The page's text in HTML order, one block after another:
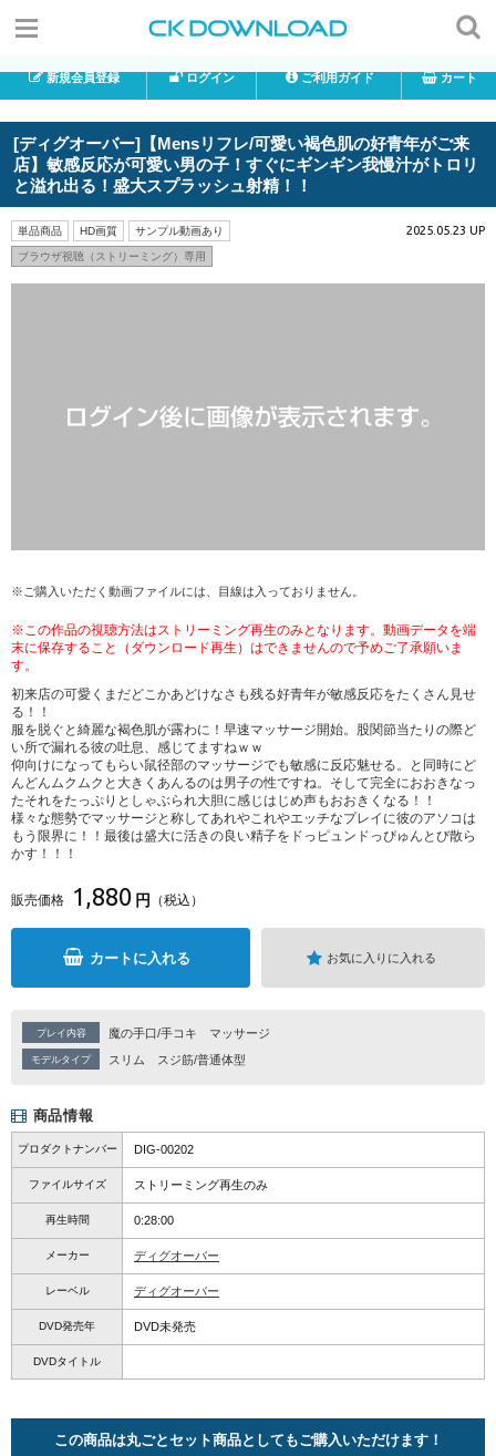
新規会員登録 ログイン ご利用ガイド カート
[ディグオーバー]【Mensリフレ/可愛い褐色肌の好青年がご来
店】敏感反応が可愛い男の子！すぐにギンギン我慢汁がトロリ
と溢れ出る！盛大スプラッシュ射精！！
単品商品 HD画質 サンプル動画あり
ブラウザ視聴（ストリーミング）専用
2025.05.23 UP
※ご購入いただく動画ファイルには、目線は入っておりません。
※この作品の視聴方法はストリーミング再生のみとなります。動画データを端
末に保存すること（ダウンロード再生）はできませんので予めご了承願いま
す。
初来店の可愛くまだどこかあどけなさも残る好青年が敏感反応をたくさん見せ
る！！
服を脱ぐと綺麗な褐色肌が露わに！早速マッサージ開始。股関節当たりの際ど
い所で漏れる彼の吐息、感じてますねｗｗ
仰向けになってもらい鼠径部のマッサージでも敏感に反応魅せる。と同時にど
んどんムクムクと大きくあんるのは男子の性ですね。そして完全におおきなっ
たそれをたっぷりとしゃぶられ大胆に感じはじめ声もおおきくなる！！
様々な態勢でマッサージと称してあれやこれやエッチなプレイに彼のアソコは
もう限界に！！最後は盛大に活きの良い精子をドっピュンドっぴゅんとび散ら
かす！！！
販売価格 1,880 円 （税込）
カートに入れる お気に入りに入れる
プレイ内容 魔の手口/手コキ マッサージ
モデルタイプ スリム スジ筋/普通体型
商品情報
プロダクトナンバー DIG-00202
ファイルサイズ ストリーミング再生のみ
再生時間 0:28:00
メーカー ディグオーバー
レーベル ディグオーバー
DVD発売年 DVD未発売
DVDタイトル
この商品は丸ごとセット商品としてもご購入いただけます！